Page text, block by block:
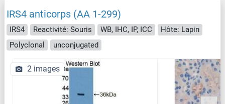
IRS4 anticorps (AA 1-299)
IRS4 Reactivité: Souris WB, IHC, IP, ICC
Hôte: Lapin
Polyclonal
unconjugated
2 images